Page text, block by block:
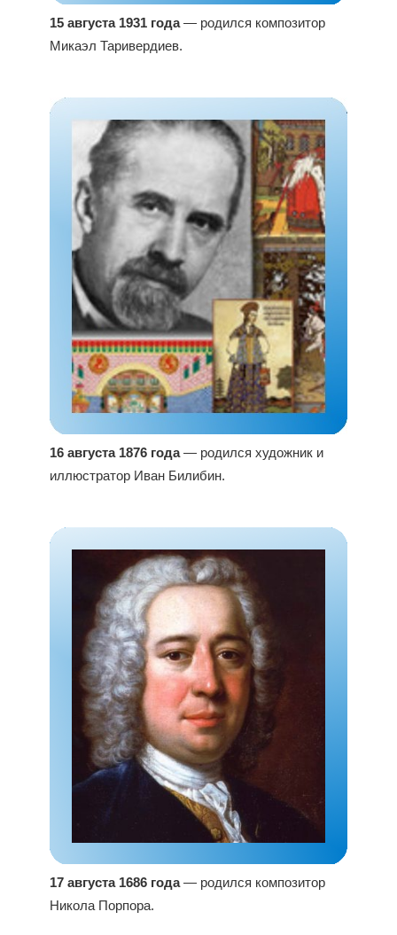
15 августа 1931 года— родился композитор
Микаэл Таривердиев.
16 августа 1876 года— родился художник и
иллюстратор Иван Билибин.
17 августа 1686 года— родился композитор
Никола Порпора.